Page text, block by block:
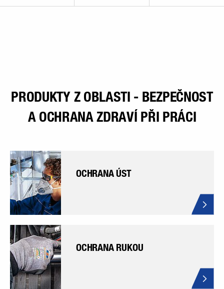
PRODUKTY Z OBLASTI - BEZPEČNOST
A OCHRANA ZDRAVÍ PŘI PRÁCI
OCHRANA ÚST
OCHRANA RUKOU